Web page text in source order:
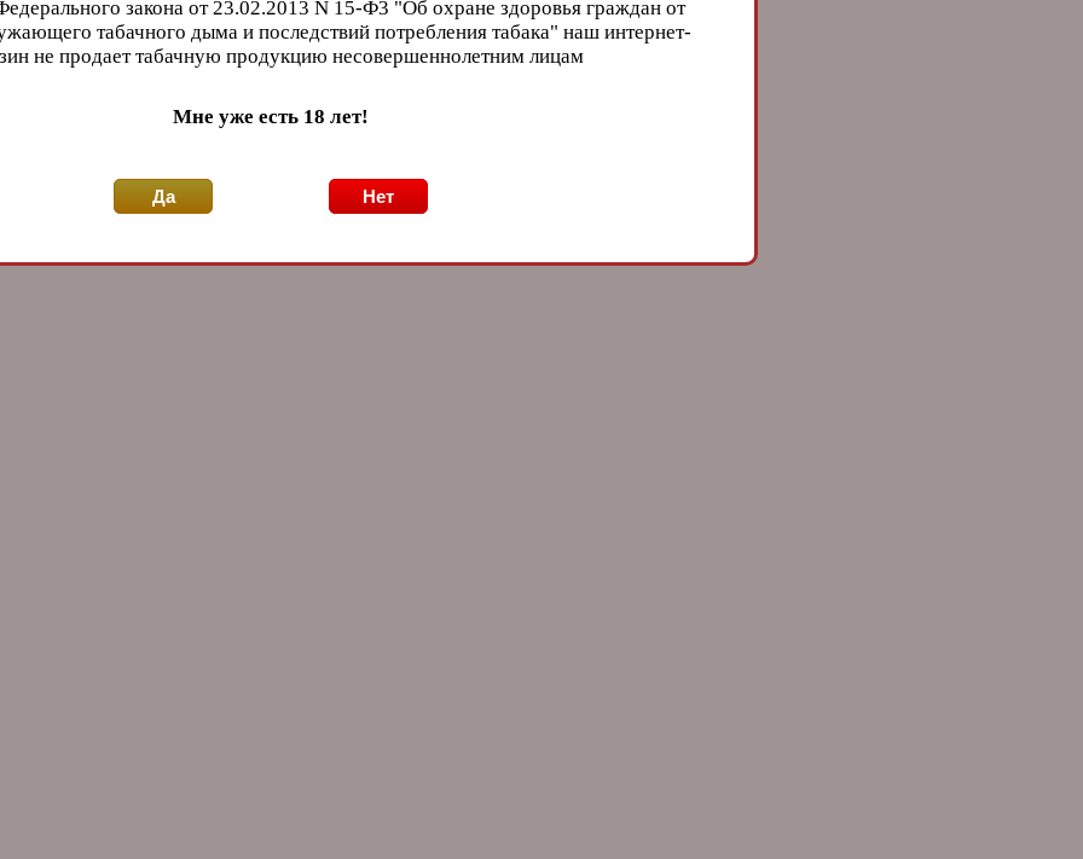
закона от 23.02.2013 N 15-Ф3 "Об охране здоровья граждан от
табачного дыма и последствий потребления табака" наш интернет-
не продает табачную продукцию несовершеннолетним лицам
Мне уже есть 18 лет!
Да Нет